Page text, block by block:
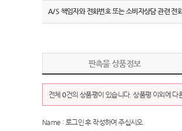
A/S 책임자와 전화번호 또는 소비자상담 관련 전
판촉물 상품정보
전체0건의 상품평이 있습니다. 상품평 이외에 다
Name : 로그인 후 작성하여 주십시오.